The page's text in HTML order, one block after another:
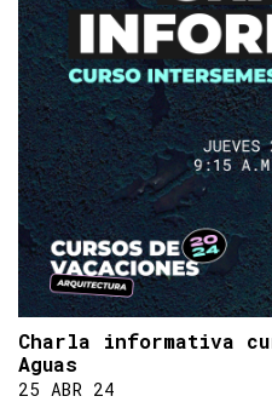
Charla informativa
Aguas
25 ABR 24